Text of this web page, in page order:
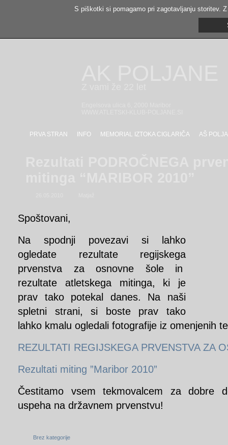
S piškotki si pomagamo pri zagotavljanju storitev.
PRVA STRAN INFO MEMORIAL IZTOKA CIGLARIČA AŠ
Spoštovani,
Na spodnji povezavi si lahko
ogledate rezultate regijskega
prvenstva za osnovne šole in
rezultate atletskega mitinga, ki je
prav tako potekal danes. Na naši
spletni strani, si boste prav tako
lahko kmalu ogledali fotografije iz omenjenih
REZULTATI REGIJSKEGA PRVENSTVA ZA
Rezultati miting ”Maribor 2010”
Čestitamo vsem tekmovalcem za dobre
uspeha na državnem prvenstvu!
Brez kategorije